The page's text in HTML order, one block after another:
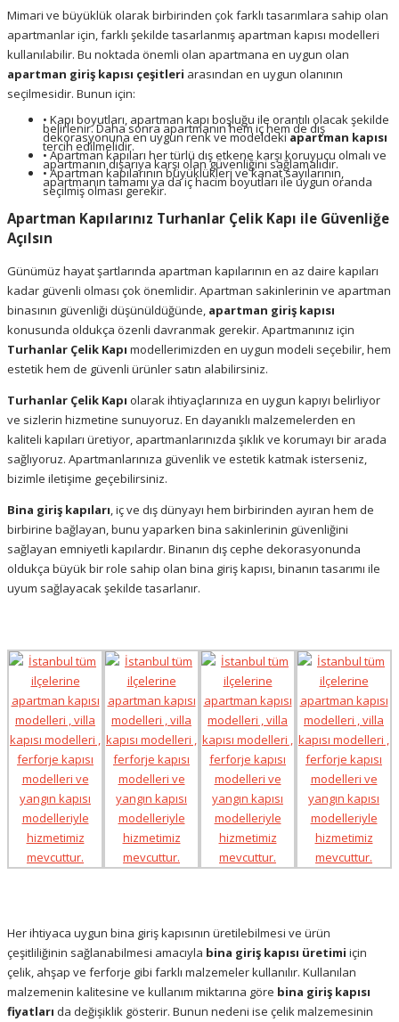
Mimari ve büyüklük olarak birbirinden çok farklı tasarımlara sahip olan
apartmanlar için, farklı şekilde tasarlanmış apartman kapısı modelleri
kullanılabilir. Bu noktada önemli olan apartmana en uygun olan
apartman giriş kapısı çeşitleri arasından en uygun olanının
seçilmesidir. Bunun için:
• Kapı boyutları, apartman kapı boşluğu ile orantılı olacak şekilde
belirlenir. Daha sonra apartmanın hem iç hem de dış
dekorasyonuna en uygun renk ve modeldekiapartman kapısı
tercih edilmelidir.
•Apartman kapıları her türlü dış etkene karşı koruyucu olmalı ve
apartmanın dışarıya karşı olan güvenliğini sağlamalıdır.
•Apartman kapılarının büyüklükleri ve kanat sayılarının,
apartmanın tamamı ya da iç hacim boyutları ile uygun oranda
seçilmiş olması gerekir.
Apartman Kapılarınız Turhanlar Çelik Kapı ile Güvenliğe
Açılsın
Günümüz hayat şartlarında apartman kapılarının en az daire kapıları
kadar güvenli olması çok önemlidir. Apartman sakinlerinin ve apartman
binasının güvenliği düşünüldüğünde, apartman giriş kapısı
konusunda oldukça özenli davranmak gerekir. Apartmanınız için
Turhanlar Çelik Kapı modellerimizden en uygun modeli seçebilir, hem
estetik hem de güvenli ürünler satın alabilirsiniz.
Turhanlar Çelik Kapı olarak ihtiyaçlarınıza en uygun kapıyı belirliyor
ve sizlerin hizmetine sunuyoruz. En dayanıklı malzemelerden en
kaliteli kapıları üretiyor, apartmanlarınızda şıklık ve korumayı bir arada
sağlıyoruz. Apartmanlarınıza güvenlik ve estetik katmak isterseniz,
bizimle iletişime geçebilirsiniz.
Bina giriş kapıları, iç ve dış dünyayı hem birbirinden ayıran hem de
birbirine bağlayan, bunu yaparken bina sakinlerinin güvenliğini
sağlayan emniyetli kapılardır. Binanın dış cephe dekorasyonunda
oldukça büyük bir role sahip olan bina giriş kapısı, binanın tasarımı ile
uyum sağlayacak şekilde tasarlanır.
Her ihtiyaca uygun bina giriş kapısının üretilebilmesi ve ürün
çeşitliliğinin sağlanabilmesi amacıyla bina giriş kapısı üretimi için
çelik, ahşap ve ferforje gibi farklı malzemeler kullanılır. Kullanılan
malzemenin kalitesine ve kullanım miktarına göre bina giriş kapısı
fiyatları da değişiklik gösterir. Bunun nedeni ise çelik malzemesinin